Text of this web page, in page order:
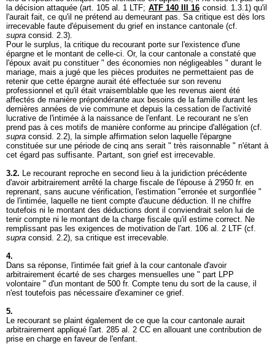
la décision attaquée (art. 105 al. 1 LTF; ATF 140 III 16 consid. 1.3.1) qu'il
l'aurait fait, ce qu'il ne prétend au demeurant pas. Sa critique est dès lors
irrecevable faute d'épuisement du grief en instance cantonale (cf.
supra consid. 2.3).
Pour le surplus, la critique du recourant porte sur l'existence d'une
épargne et le montant de celle-ci. Or, la cour cantonale a constaté que
l'époux avait pu constituer " des économies non négligeables " durant le
mariage, mais a jugé que les pièces produites ne permettaient pas de
retenir que cette épargne aurait été effectuée sur son revenu
professionnel et qu'il était vraisemblable que les revenus aient été
affectés de manière prépondérante aux besoins de la famille durant les
dernières années de vie commune et depuis la cessation de l'activité
lucrative de l'intimée à la naissance de l'enfant. Le recourant ne s'en
prend pas à ces motifs de manière conforme au principe d'allégation (cf.
supra consid. 2.2), la simple affirmation selon laquelle l'épargne
constituée sur une période de cinq ans serait " très raisonnable " n'étant à
cet égard pas suffisante. Partant, son grief est irrecevable.
3.2. Le recourant reproche en second lieu à la juridiction précédente
d'avoir arbitrairement arrêté la charge fiscale de l'épouse à 2'950 fr. en
reprenant, sans aucune vérification, l'estimation "erronée et surgonflée "
de l'intimée, laquelle ne tient compte d'aucune déduction. Il ne chiffre
toutefois ni le montant des déductions dont il conviendrait selon lui de
tenir compte ni le montant de la charge fiscale qu'il estime correct. Ne
remplissant pas les exigences de motivation de l'art. 106 al. 2 LTF (cf.
supra consid. 2.2), sa critique est irrecevable.
4.
Dans sa réponse, l'intimée fait grief à la cour cantonale d'avoir
arbitrairement écarté de ses charges mensuelles une " part LPP
volontaire " d'un montant de 500 fr. Compte tenu du sort de la cause, il
n'est toutefois pas nécessaire d'examiner ce grief.
5.
Le recourant se plaint également de ce que la cour cantonale aurait
arbitrairement appliqué l'art. 285 al. 2 CC en allouant une contribution de
prise en charge en faveur de l'enfant.